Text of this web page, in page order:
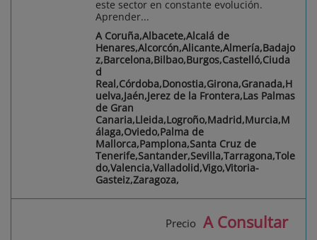
este sector en constante evolución.
Aprender...
A Coruña,Albacete,Alcalá de
Henares,Alcorcón,Alicante,Almería,Badajo
z,Barcelona,Bilbao,Burgos,Castelló,Ciuda
d
Real,Córdoba,Donostia,Girona,Granada,H
uelva,Jaén,Jerez de la Frontera,Las Palmas
de Gran
Canaria,Lleida,Logroño,Madrid,Murcia,M
álaga,Oviedo,Palma de
Mallorca,Pamplona,Santa Cruz de
Tenerife,Santander,Sevilla,Tarragona,Tole
do,Valencia,Valladolid,Vigo,Vitoria-
Gasteiz,Zaragoza,
Precio A Consultar